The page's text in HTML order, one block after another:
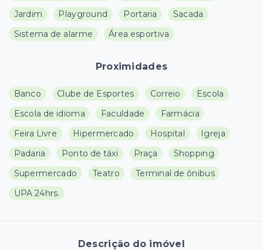
Jardim
Playground Portaria
Sacada
Sistema de alarme
Área esportiva
Proximidades
Banco Clube de Esportes Correio
Escola
Escola de idioma
Faculdade
Farmácia
Feira Livre
Hipermercado Hospital
Igreja
Padaria
Ponto de táxi Praça
Shopping
Supermercado
Teatro
Terminal de ônibus
UPA 24hrs.
Descrição do imóvel